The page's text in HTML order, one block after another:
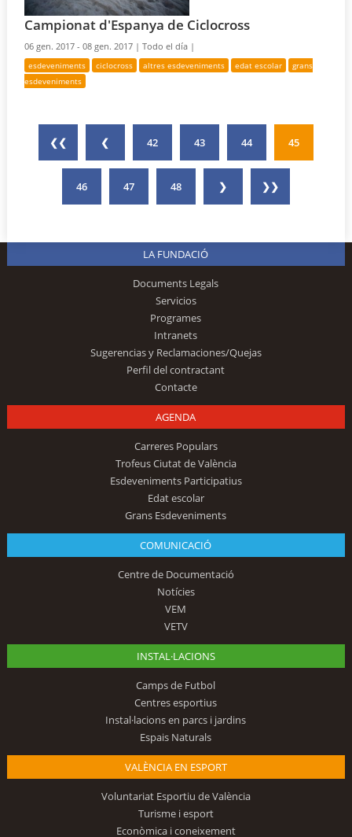
Campionat d'Espanya de Ciclocross
06 gen. 2017 - 08 gen. 2017 |Todo el día |
esdeveniments ciclocross altres esdeveniments edat escolar
grans
esdeveniments
❮❮ ❮ 42 43 44 45
46 47 48 ❯ ❯❯
LA FUNDACIÓ
Documents Legals
Servicios
Programes
Intranets
Sugerencias y Reclamaciones/Quejas
Perfil del contractant
Contacte
AGENDA
Carreres Populars
Trofeus Ciutat de València
Esdeveniments Participatius
Edat escolar
Grans Esdeveniments
COMUNICACIÓ
Centre de Documentació
Notícies
VEM
VETV
INSTAL·LACIONS
Camps de Futbol
Centres esportius
Instal·lacions en parcs i jardins
Espais Naturals
VALÈNCIA EN ESPORT
Voluntariat Esportiu de València
Turisme i esport
Econòmica i coneixement